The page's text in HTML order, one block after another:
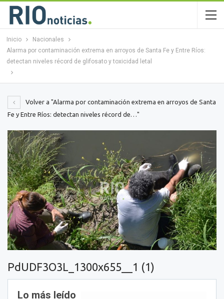
Inicio
Nacionales
Alarma por contaminación extrema en arroyos de Santa Fe y Entre Ríos:
detectan niveles récord de glifosato y toxicidad letal
Volver a "Alarma por contaminación extrema en arroyos de Santa
Fe y Entre Ríos: detectan niveles récord de…"
PdUDF3O3L_1300x655__1 (1)
Lo más leído